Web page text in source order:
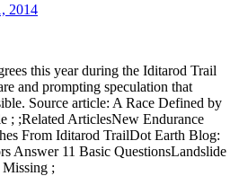
2014
this year during the Iditarod Trail
and prompting speculation that
Source article: A Race Defined by
; ;Related ArticlesNew Endurance
From Iditarod TrailDot Earth Blog:
Answer 11 Basic QuestionsLandslide
;